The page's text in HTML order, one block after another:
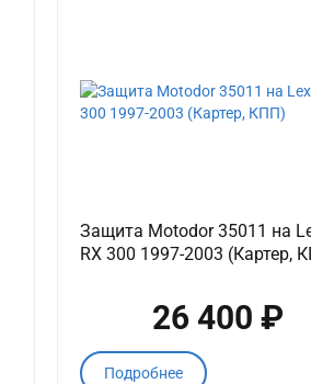
Защита Motodor 35011 на
RX 300 1997-2003 (Картер,
26 400 ₽
Подробнее